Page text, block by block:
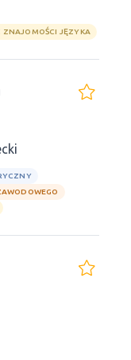
ZNAJOMOŚCI JĘZYKA